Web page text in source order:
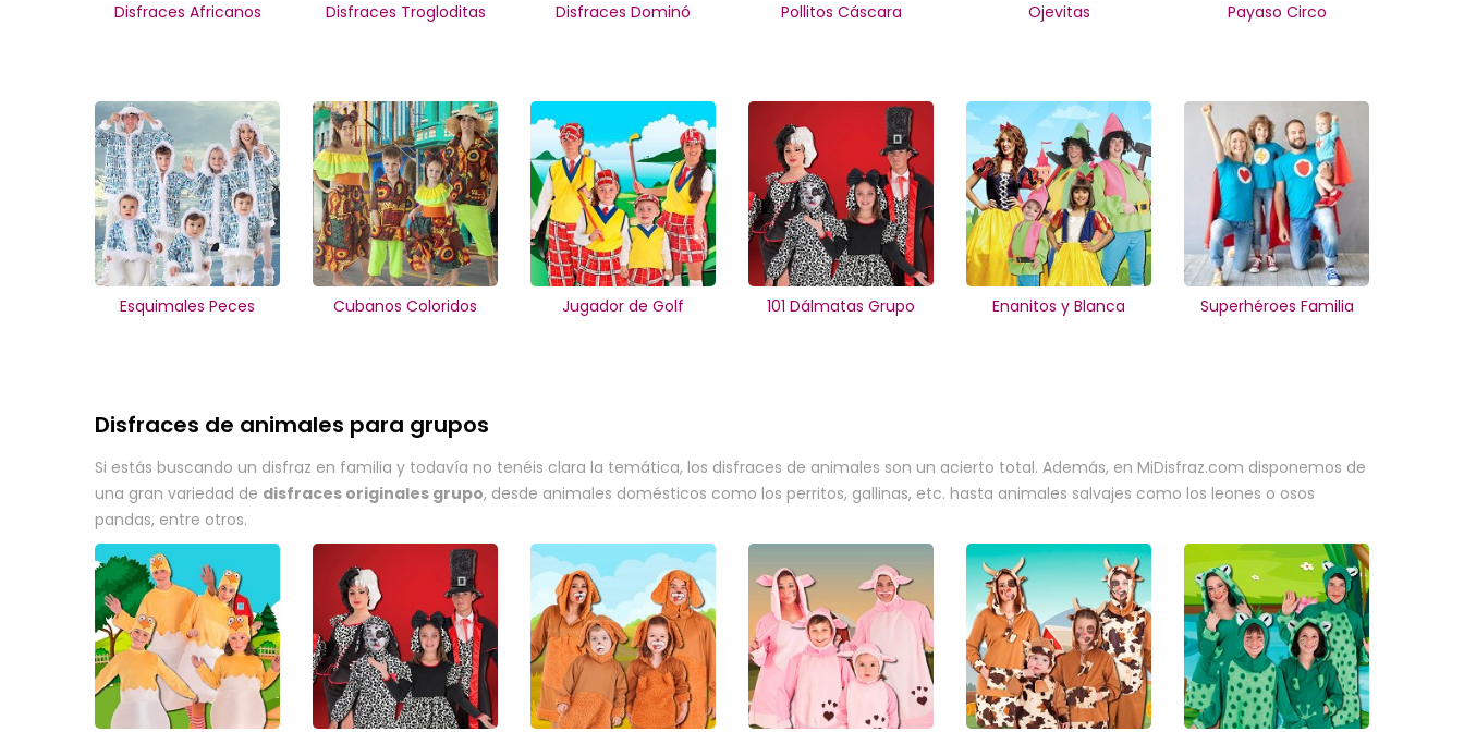
Disfraces Africanos Disfraces Trogloditas Disfraces Dominó Pollitos Cáscara Ojevitas Payaso Circo
Esquimales Peces Cubanos Coloridos Jugador de Golf 101 Dálmatas Grupo Enanitos y Blanca Superhéroes Familia
Disfraces de animales para grupos
Si estás buscando un disfraz en familia y todavía no tenéis clara la temática, los disfraces de animales son un acierto total. Además, en MiDisfraz.com disponemos de
una gran variedad de disfraces originales grupo, desde animales domésticos como los perritos, gallinas, etc. hasta animales salvajes como los leones o osos
pandas, entre otros.